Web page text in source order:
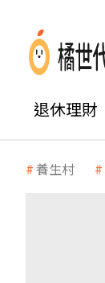
退休理財
養生村